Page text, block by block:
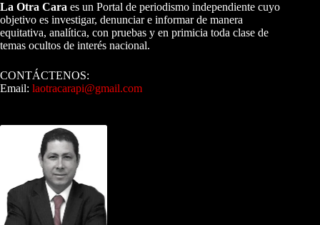
La Otra Cara es un Portal de periodismo independiente cuyo
objetivo es investigar, denunciar e informar de manera
equitativa, analítica, con pruebas y en primicia toda clase de
temas ocultos de interés nacional.
CONTÁCTENOS:
Email: laotracarapi@gmail.com